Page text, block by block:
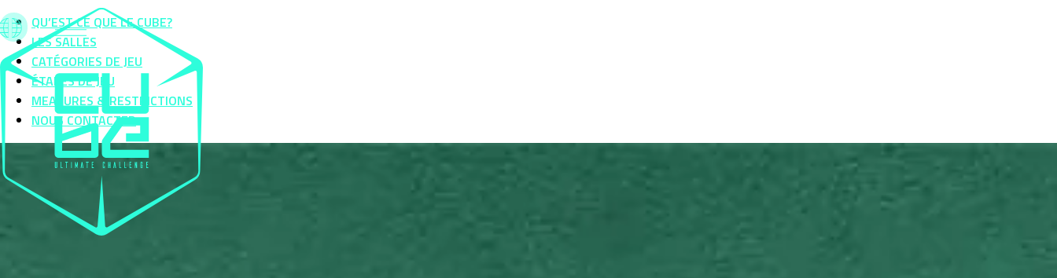
QU’EST CE QUE LE CUBE?
LES SALLES
CATÉGORIES DE JEU
ÉTAPES DE JEU
MEASURES & RESTRICTIONS
NOUS CONTACTER